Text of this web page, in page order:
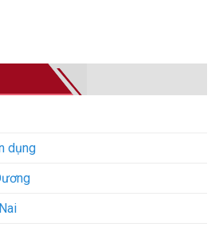
dụng